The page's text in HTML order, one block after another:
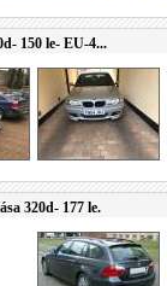
150 le- EU-4...
320d- 177 le.